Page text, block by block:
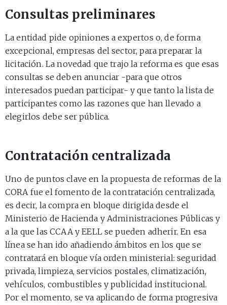
Consultas preliminares
La entidad pide opiniones a expertos o, de forma
excepcional, empresas del sector, para preparar la
licitación. La novedad que trajo la reforma es que esas
consultas se deben anunciar -para que otros
interesados puedan participar- y que tanto la lista de
participantes como las razones que han llevado a
elegirlos debe ser pública.
Contratación centralizada
Uno de puntos clave en la propuesta de reformas de la
CORA fue el fomento de la contratación centralizada,
es decir, la compra en bloque dirigida desde el
Ministerio de Hacienda y Administraciones Públicas y
a la que las CCAA y EELL se pueden adherir. En esa
línea se han ido añadiendo ámbitos en los que se
contratará en bloque vía orden ministerial: seguridad
privada, limpieza, servicios postales, climatización,
vehículos, combustibles y publicidad institucional.
Por el momento, se va aplicando de forma progresiva